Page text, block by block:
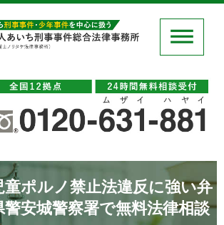
童ポルノ禁止法違反に強い弁
安城警察署で無料法律相談